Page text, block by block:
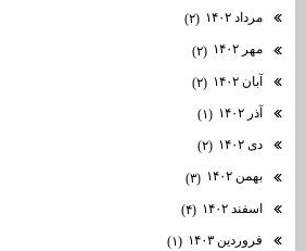
مرداد ۱۴۰۲
(۲)
مهر ۱۴۰۲
(۲)
آبان ۱۴۰۲
(۲)
آذر ۱۴۰۲
(۱)
دی ۱۴۰۲
(۲)
بهمن ۱۴۰۲
(۳)
اسفند ۱۴۰۲
(۴)
فروردین ۱۴۰۳
(۱)